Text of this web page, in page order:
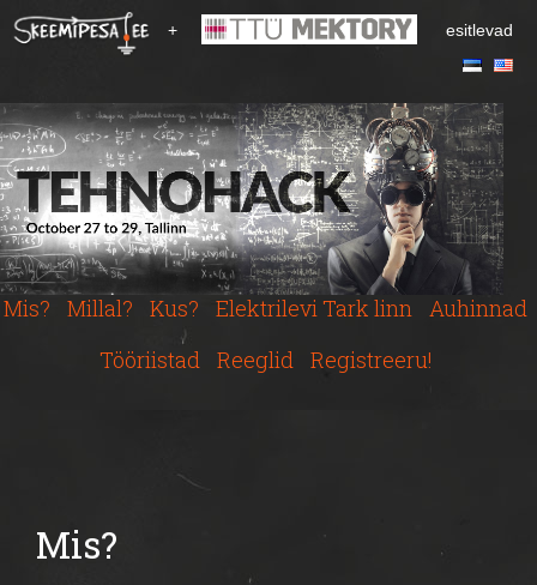
t
o
m
a
i
n
c
o
+ esitlevad
Mis? Millal? Kus? Elektrilevi Tark linn Auhinnad
Tööriistad
Reeglid Registreeru!
Mis?